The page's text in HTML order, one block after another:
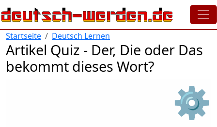
Direkt zum Inhalt
Startseite Deutsch Lernen
Artikel Quiz - Der, Die oder Das
bekommt dieses Wort?
⚙